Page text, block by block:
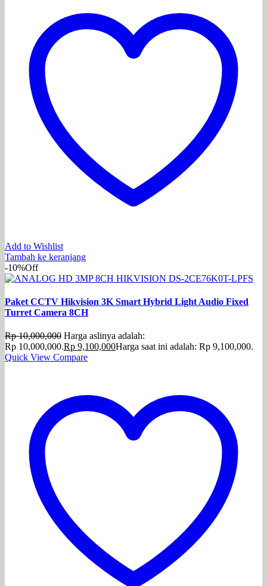
Add to Wishlist
Tambah ke keranjang
-10%Off
Paket CCTV Hikvision 3K Smart Hybrid Light Audio Fixed
Turret Camera 8CH
Rp10,000,000 Harga aslinya adalah:
Rp 10,000,000.Rp 9,100,000Harga saat ini adalah: Rp 9,100,000.
Quick View Compare